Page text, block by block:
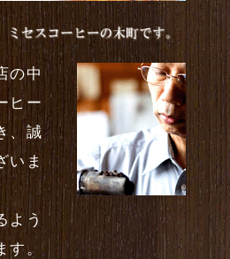
の中
ヒー
、誠
いま
よう
す。